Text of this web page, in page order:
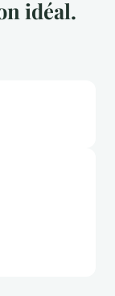
idéal.